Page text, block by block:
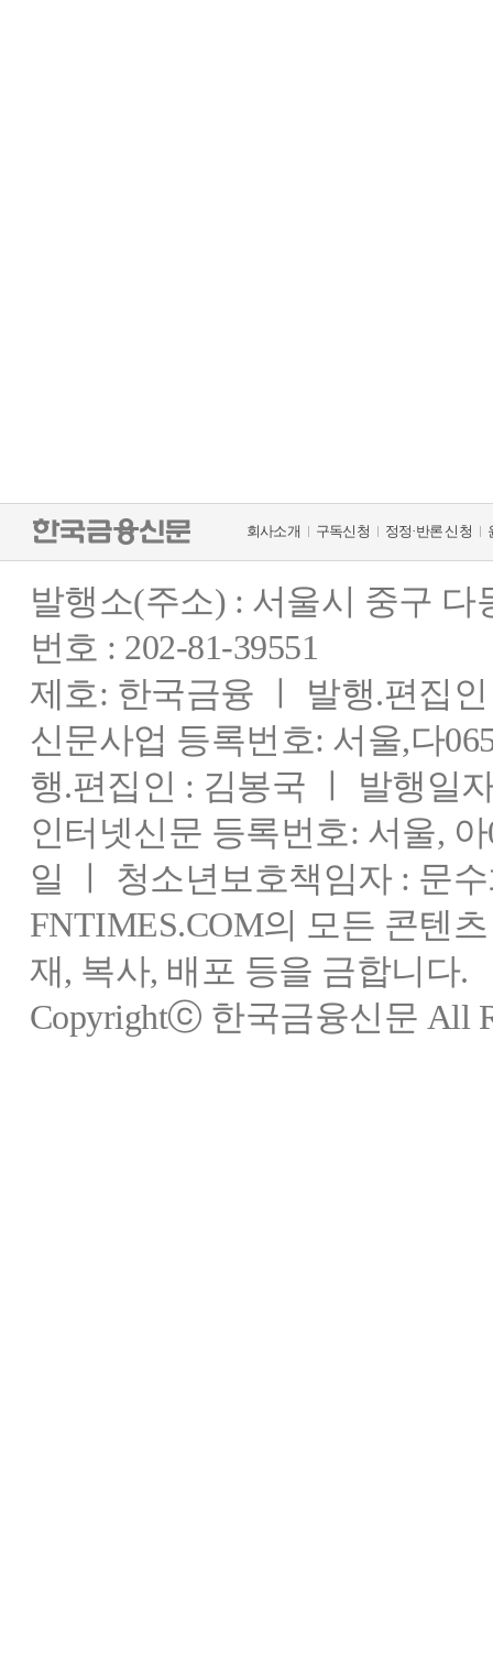
회사소개 구독신청 정정·반론 신청
발행소(주소) : 서울시 중구
번호 : 202-81-39551
제호: 한국금융 ㅣ 발행.편집
신문사업 등록번호: 서울,다
행.편집인 : 김봉국 ㅣ 발행일
인터넷신문 등록번호: 서울,
일 ㅣ 청소년보호책임자 : 문
FNTIMES.COM의 모든 콘텐
재, 복사, 배포 등을 금합니다.
Copyrightⓒ 한국금융신문 All